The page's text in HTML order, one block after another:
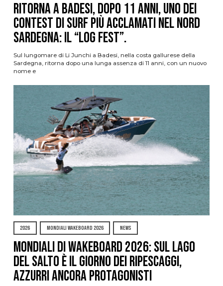
Ritorna a Badesi, dopo 11 anni, uno dei
contest di surf più acclamati nel nord
Sardegna: il “Log Fest”.
Sul lungomare di Li Junchi a Badesi, nella costa gallurese della
Sardegna, ritorna dopo una lunga assenza di 11 anni, con un nuovo
nome e
2026 MONDIALI WAKEBOARD 2026 NEWS
Mondiali di Wakeboard 2026: sul Lago
del Salto è il giorno dei ripescaggi,
azzurri ancora protagonisti